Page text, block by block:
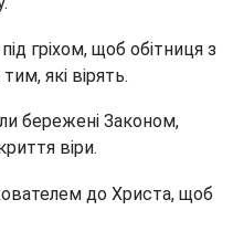
гріхом, щоб обітниця з
які вірять.
бережені Законом,
віри.
до Христа, щоб